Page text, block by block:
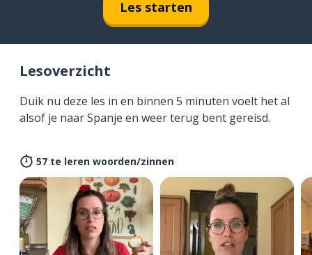
Les starten
Lesoverzicht
Duik nu deze les in en binnen 5 minuten voelt het al
alsof je naar Spanje en weer terug bent gereisd.
57 te leren woorden/zinnen